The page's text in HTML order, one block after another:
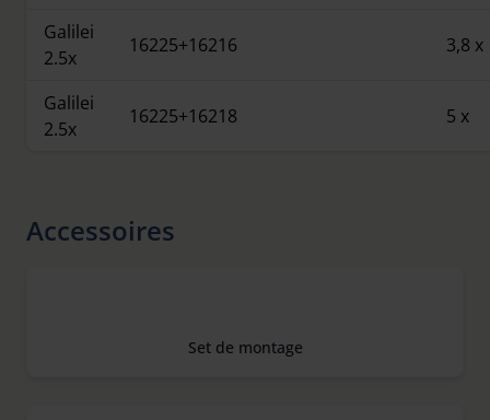
Galilei
2.5x
16225+16216 3,8 x
Galilei
2.5x
16225+16218 5 x
Accessoires
Set de montage